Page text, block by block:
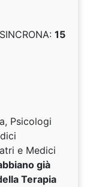
15
Psicologi
e Medici
già
Terapia